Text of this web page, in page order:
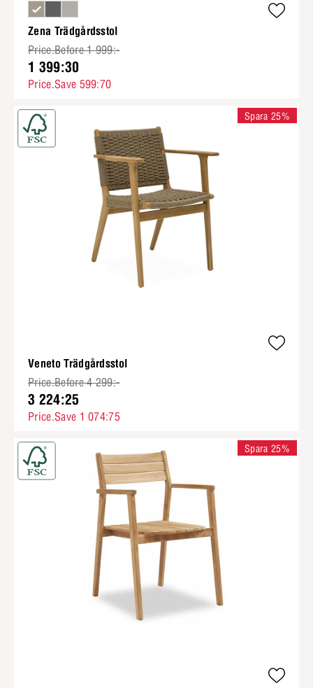
Zena Trädgårdsstol
Price.Before 1 999:-
1 399:30
Price.Save 599:70
Veneto Trädgårdsstol
Price.Before 4 299:-
3 224:25
Price.Save 1 074:75
Spara 25%
Spara 25%